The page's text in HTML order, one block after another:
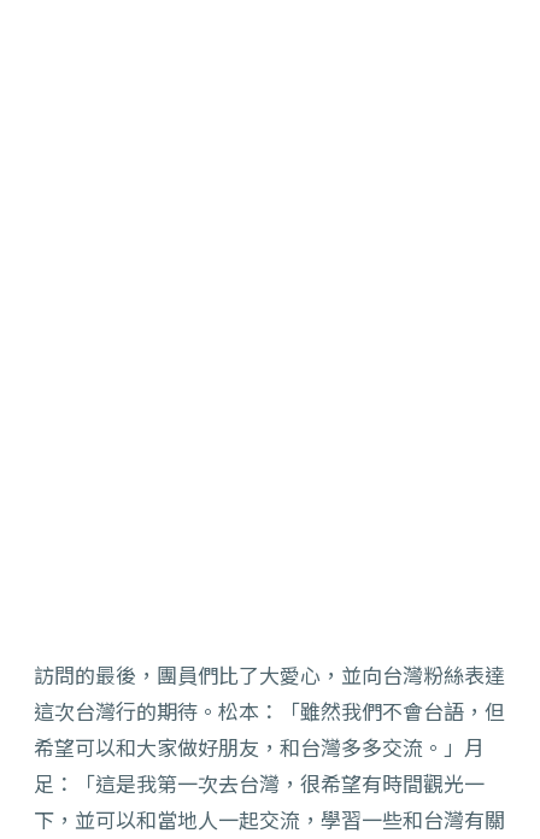
訪問的最後，團員們比了大愛心，並向台灣粉絲表達
這次台灣行的期待。松本：「雖然我們不會台語，但
希望可以和大家做好朋友，和台灣多多交流。」月
足：「這是我第一次去台灣，很希望有時間觀光一
下，並可以和當地人一起交流，學習一些和台灣有關